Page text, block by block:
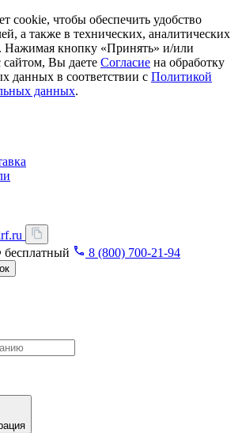
cookie, чтобы обеспечить удобство
а также в технических, аналитических
Нажимая кнопку «Принять» и/или
сайтом, Вы даете Согласие на обработку
данных в соответствии с Политикой
данных.
8 (800) 700-21-94